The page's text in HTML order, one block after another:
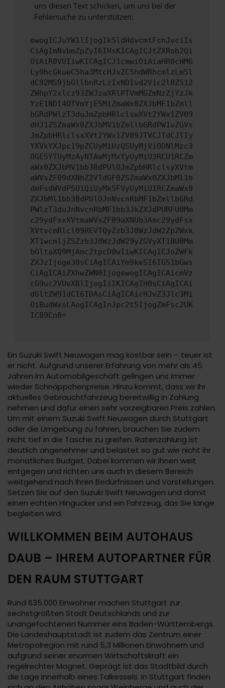
uns diesen Text schicken, um uns bei der
Fehlersuche zu unterstützen:
ewogICJuYW1lIjogIk5ldHdvcmtFcnJvciIs
CiAgImNvbmZpZyI6IHsKICAgICJtZXRob2Qi
OiAiR0VUIiwKICAgICJ1cmwiOiAiaHR0cHM6
Ly9hcGkueC5ha3MtcHJvZC5hdWRhcmlzLm5l
dC92MS9jbGllbnRzLzIxNDIvd2Vic2l0ZS12
ZWhpY2xlcz93ZWJzaXRlPTVmMGZmNzZjYzJk
YzE1NDI4OTVmYjE5MiZmaWx0ZXJbMF1bZmll
bGRdPWlzT3duJmZpbHRlclswXVt2YWx1ZV09
dHJ1ZSZmaWx0ZXJbMV1bZmllbGRdPW1vZGVs
JmZpbHRlclsxXVt2YWx1ZV09JTVCJTdCJTIy
YXVkYXJpc19pZCUyMiUzQSUyMjViODNlMzc3
OGE5YTUyMzAyNTAwMjMxYyUyMiU3RCU1RCZm
aWx0ZXJbMV1bb3BdPUlOJmZpbHRlclsyXVtm
aWVsZF09dXNhZ2VTdGF0ZSZmaWx0ZXJbMl1b
dmFsdWVdPSU1QiUyMk5FVyUyMiU1RCZmaWx0
ZXJbMl1bb3BdPUlOJnNvcnRbMF1bZmllbGRd
PWlzT3duJnNvcnRbMF1bb3JkZXJdPURFU0Mm
c29ydFsxXVtmaWVsZF09aXNUb3Amc29ydFsx
XVtvcmRlcl09REVTQyZzb3J0WzJdW2ZpZWxk
XT1wcmljZSZzb3J0WzJdW29yZGVyXT1BU0Mm
bGltaXQ9MjAmc2tpcD0wIiwKICAgICJoZWFk
ZXJzIjoge30sCiAgICAiYm9keSI6IG51bGws
CiAgICAiZXhwZWN0IjogewogICAgICAicmVz
cG9uc2VUeXBlIjogIiIKICAgIH0sCiAgICAi
dGltZW91dCI6IDAsCiAgICAicHJvZ3Jlc3Mi
OiBudWxsLAogICAgInJpc2t5IjogZmFsc2UK
ICB9Cn0=
Ein Suzuki Swift Neuwagen mag kostbar sein – teuer ist
er nicht. Aufgrund unserer Erfahrung von mehr als 45
Jahren im Automobilgeschäft gelingen uns immer
wieder Schnäppchenpreise. Hinzu kommt, dass wir Ihr
aktuelles Gebrauchtfahrzeug bereitwillig in Zahlung
nehmen und dafür einen sehr vorzeigbaren Preis zahlen.
Um mit einem Suzuki Swift Neuwagen durch Stuttgart
oder die Umgebung zu fahren, brauchen Sie zudem
nicht tief in die Tasche zu greifen. Ratenzahlung ist
deutlich angenehmer und belastet so gut wie nicht ihr
monatliches Budget. Dabei kommen wir Ihnen weit
entgegen und richten uns auch in diesem Bereich
weitgehend nach Ihren Bedürfnissen und Vorstellungen.
Setzen Sie auf den Suzuki Swift Neuwagen und damit
einen echten Hingucker und ein Fahrzeug, das Sie lange
begleiten wird.
WILLKOMMEN BEIM AUTOHAUS
DAUB – IHREM AUTOPARTNER FÜR
DEN RAUM STUTTGART
Rund 635.000 Einwohner machen Stuttgart zur
sechstgrößten Stadt Deutschlands und zur
unangefochtenen Nummer eins Baden-Württembergs.
Die Landeshauptstadt ist zudem das Zentrum einer
Metropolregion mit rund 5,3 Millionen Einwohnern und
aufgrund seiner enormen Wirtschaftskraft ein
regelrechter Magnet. Geprägt ist das Stadtbild durch
die Lage innerhalb eines Talkessels. In Stuttgart finden